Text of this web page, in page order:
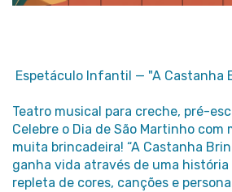
Espetáculo Infantil — "A Castanha
Teatro musical para creche, pré-
Celebre o Dia de São Martinho com
muita brincadeira! “A Castanha
ganha vida através de uma
repleta de cores, canções e